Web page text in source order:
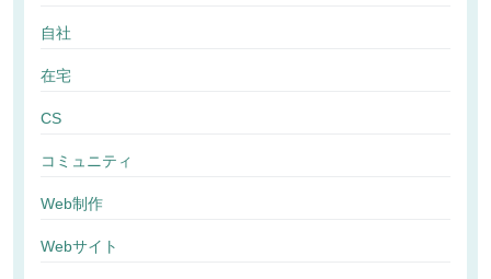
自社
在宅
CS
コミュニティ
Web制作
Webサイト